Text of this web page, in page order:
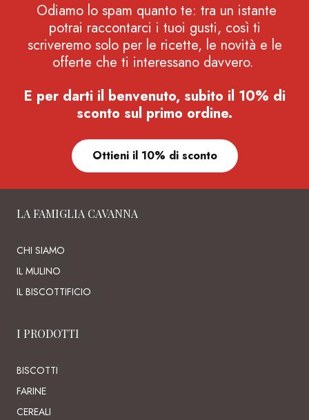
Odiamo lo spam quanto te: tra un istante
potrai raccontarci i tuoi gusti, così ti
scriveremo solo per le ricette, le novità e le
offerte che ti interessano davvero.
E per darti il benvenuto, subito il 10% di
sconto sul primo ordine.
Ottieni il 10% di sconto
LA FAMIGLIA CAVANNA
CHI SIAMO
IL MULINO
IL BISCOTTIFICIO
I PRODOTTI
BISCOTTI
FARINE
CEREALI